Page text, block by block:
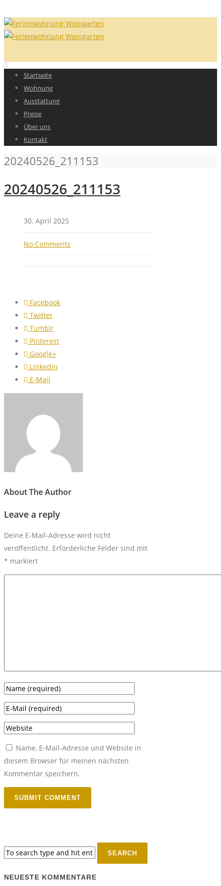
Startseite
Wohnung
Ausstattung
Preise
Über uns
Kontakt
20240526_211153
20240526_211153
30. April 2025
No Comments
Facebook
Twitter
Tumblr
Pinterest
Google+
LinkedIn
E-Mail
About The Author
Leave a reply
Deine E-Mail-Adresse wird nicht
veröffentlicht. Erforderliche Felder sind mit
* markiert
Name, E-Mail-Adresse und Website in
diesem Browser für meinen nächsten
Kommentar speichern.
NEUESTE KOMMENTARE